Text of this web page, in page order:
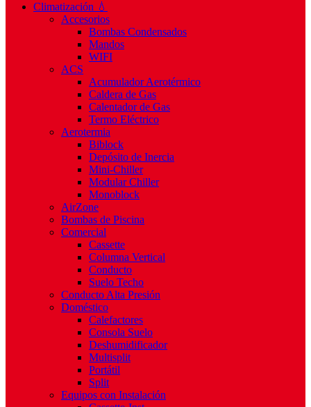
Climatización 💧
Accesorios
Bombas Condensados
Mandos
WIFI
ACS
Acumulador Aerotérmico
Caldera de Gas
Calentador de Gas
Termo Eléctrico
Aerotermia
Biblock
Depósito de Inercia
Mini-Chiller
Modular Chiller
Monoblock
AirZone
Bombas de Piscina
Comercial
Cassette
Columna Vertical
Conducto
Suelo Techo
Conducto Alta Presión
Doméstico
Calefactores
Consola Suelo
Deshumidificador
Multisplit
Portátil
Split
Equipos con Instalación